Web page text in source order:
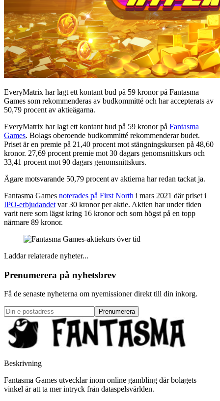
EveryMatrix har lagt ett kontant bud på 59 kronor på Fantasma
Games som rekommenderas av budkommitté och har accepterats av
50,79 procent av aktieägarna.
EveryMatrix har lagt ett kontant bud på 59 kronor på Fantasma
Games. Bolags oberoende budkommitté rekommenderar budet.
Priset är en premie på 21,40 procent mot stängningskursen på 48,60
kronor. 27,69 procent premie mot 30 dagars genomsnittskurs och
33,41 procent mot 90 dagars genomsnittskurs.
Ägare motsvarande 50,79 procent av aktierna har redan tackat ja.
Fantasma Games noterades på First North i mars 2021 där priset i
IPO-erbjudandet var 30 kronor per aktie. Aktien har under tiden
varit nere som lägst kring 16 kronor och som högst på en topp
närmare 89 kronor.
Laddar relaterade nyheter...
Prenumerera på nyhetsbrev
Få de senaste nyheterna om nyemissioner direkt till din inkorg.
Prenumerera
Beskrivning
Fantasma Games utvecklar inom online gambling där bolagets
vinkel är att ta mer intryck från dataspelsvärlden.